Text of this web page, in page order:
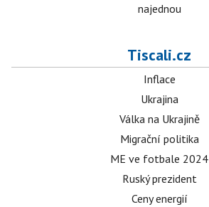
najednou
Tiscali.cz
Inflace
Ukrajina
Válka na Ukrajině
Migrační politika
ME ve fotbale 2024
Ruský prezident
Ceny energií